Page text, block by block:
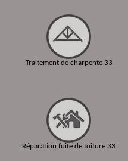
Traitement de charpente 33
Réparation fuite de toiture 33